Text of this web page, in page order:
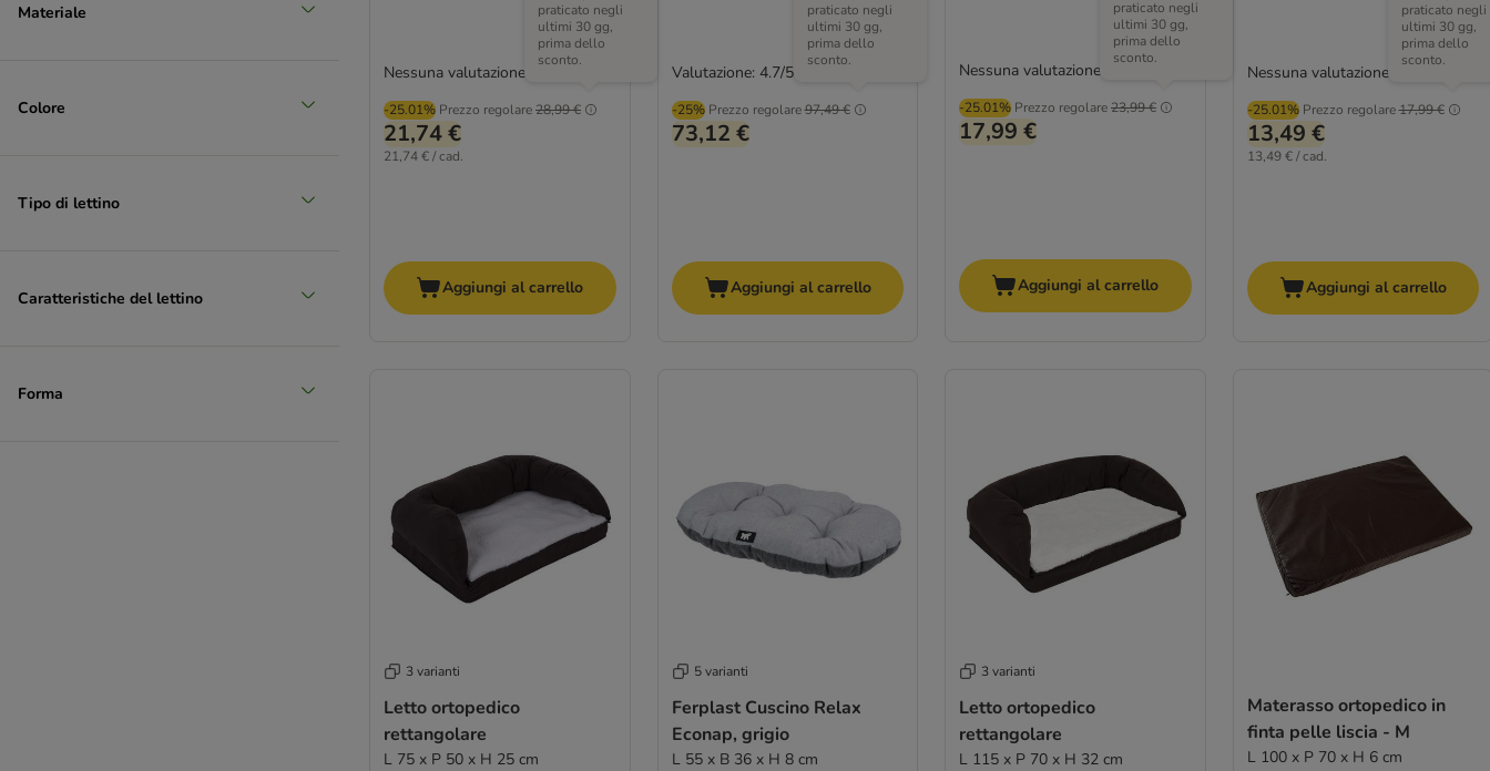
Materiale
Colore
Tipo di lettino
Caratteristiche del lettino
Forma
-25.01% Prezzo regolare28,99 €
praticato negli
ultimi 30 gg,
prima dello
sconto.
21,74 €
21,74 € / cad.
Nessuna valutazione
Aggiungi al carrello
-25% Prezzo regolare97,49 €
praticato negli
ultimi 30 gg,
prima dello
sconto.
73,12 €
Valutazione: 4.7/5
Aggiungi al carrello
-25.01% Prezzo regolare23,99 €
praticato negli
ultimi 30 gg,
prima dello
sconto.
17,99 €
Nessuna valutazione
Aggiungi al carrello
-25.01% Prezzo regolare17,99 €
praticato negli
ultimi 30 gg,
prima dello
sconto.
13,49 €
13,49 € / cad.
Nessuna valutazione
Aggiungi al carrello
3 varianti
Letto ortopedico
rettangolare
L 75 x P 50 x H 25 cm
5 varianti
Ferplast Cuscino Relax
Econap, grigio
L 55 x B 36 x H 8 cm
3 varianti
Letto ortopedico
rettangolare
L 115 x P 70 x H 32 cm
Materasso ortopedico in
finta pelle liscia - M
L 100 x P 70 x H 6 cm